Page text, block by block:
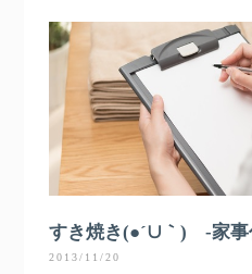
すき焼き(●´∪｀) -家事
2013/11/20